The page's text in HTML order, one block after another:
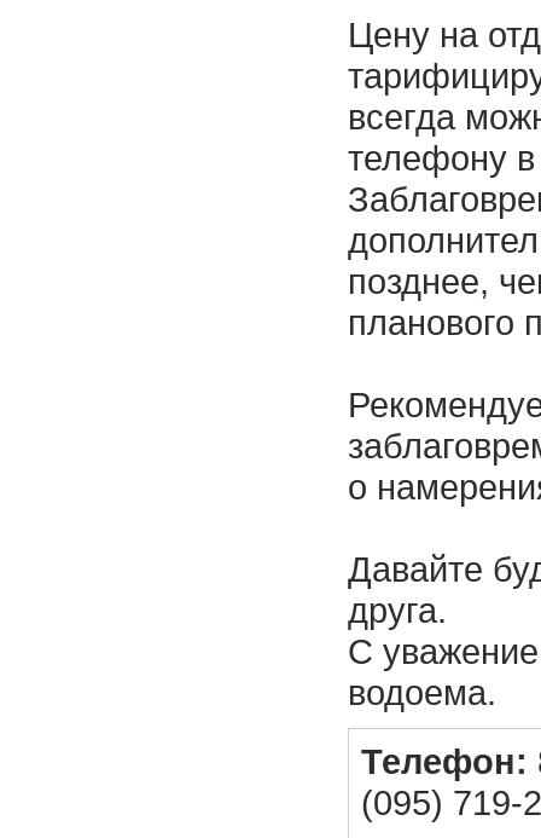
Цену на
всегда
телефону
позднее,
планового
о
Давайте
друга.
С
водоема.
Телефон:
(095) 719-